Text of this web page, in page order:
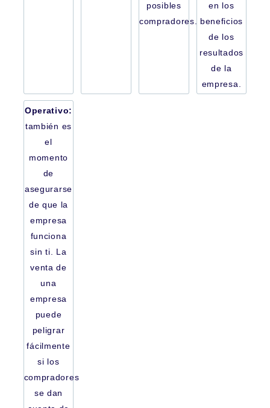
posibles
compradores.
en los
beneficios
de los
resultados
de la
empresa.
Operativo:
también es
el
momento
de
asegurarse
de que la
empresa
funciona
sin ti. La
venta de
una
empresa
puede
peligrar
fácilmente
si los
compradores
se dan